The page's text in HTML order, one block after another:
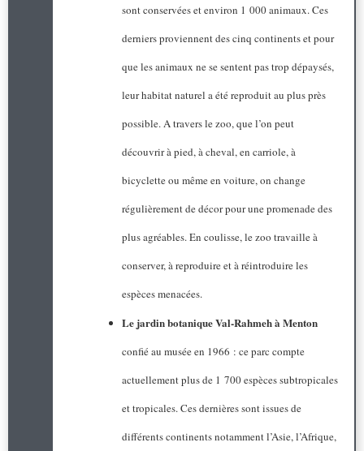
sont conservées et environ 1 000 animaux. Ces
derniers proviennent des cinq continents et pour
que les animaux ne se sentent pas trop dépaysés,
leur habitat naturel a été reproduit au plus près
possible. A travers le zoo, que l’on peut
découvrir à pied, à cheval, en carriole, à
bicyclette ou même en voiture, on change
régulièrement de décor pour une promenade des
plus agréables. En coulisse, le zoo travaille à
conserver, à reproduire et à réintroduire les
espèces menacées.
Le jardin botanique Val-Rahmeh à Menton
confié au musée en 1966 : ce parc compte
actuellement plus de 1 700 espèces subtropicales
et tropicales. Ces dernières sont issues de
différents continents notamment l’Asie, l’Afrique,